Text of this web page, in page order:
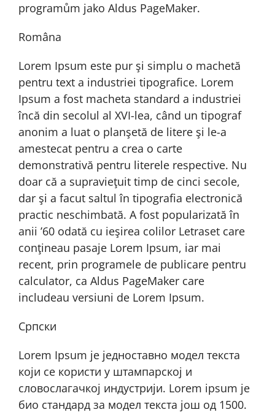
programům jako Aldus PageMaker.
Româna
Lorem Ipsum este pur şi simplu o machetă
pentru text a industriei tipografice. Lorem
Ipsum a fost macheta standard a industriei
încă din secolul al XVI-lea, când un tipograf
anonim a luat o planşetă de litere şi le-a
amestecat pentru a crea o carte
demonstrativă pentru literele respective. Nu
doar că a supravieţuit timp de cinci secole,
dar şi a facut saltul în tipografia electronică
practic neschimbată. A fost popularizată în
anii ’60 odată cu ieşirea colilor Letraset care
conţineau pasaje Lorem Ipsum, iar mai
recent, prin programele de publicare pentru
calculator, ca Aldus PageMaker care
includeau versiuni de Lorem Ipsum.
Српски
Lorem Ipsum је једноставно модел текста
који се користи у штампарској и
словослагачкој индустрији. Lorem ipsum је
био стандард за модел текста још од 1500.